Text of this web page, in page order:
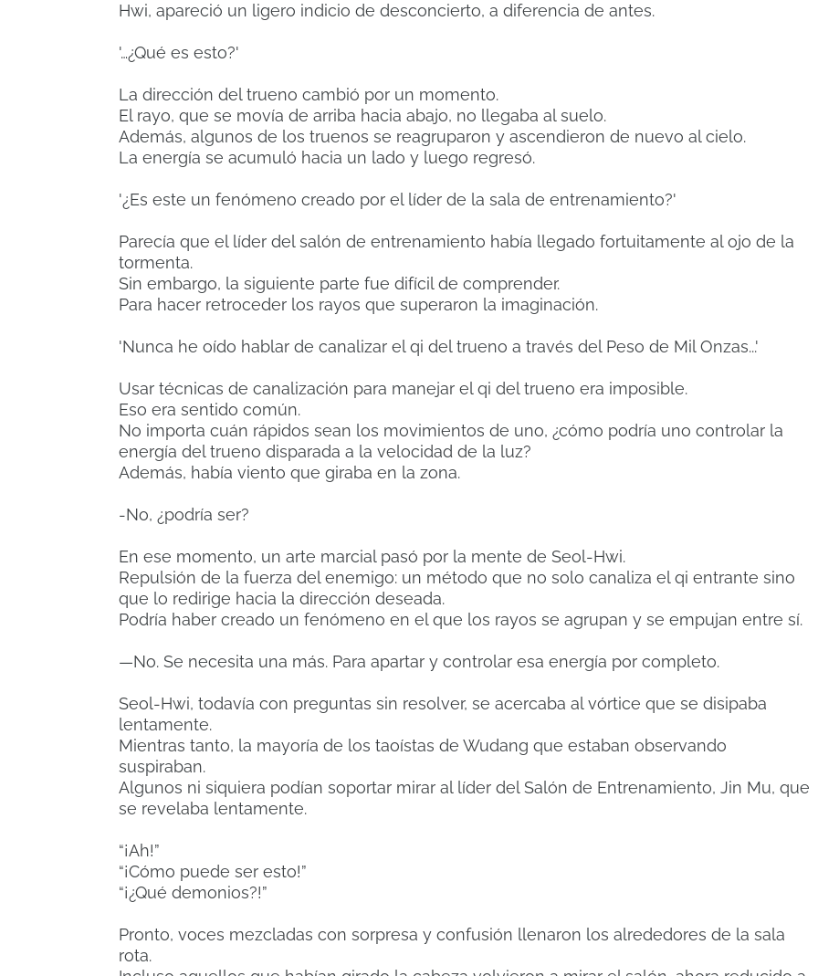
Hwi, apareció un ligero indicio de desconcierto, a diferencia de antes.
'…¿Qué es esto?'
La dirección del trueno cambió por un momento.
El rayo, que se movía de arriba hacia abajo, no llegaba al suelo.
Además, algunos de los truenos se reagruparon y ascendieron de nuevo al cielo.
La energía se acumuló hacia un lado y luego regresó.
'¿Es este un fenómeno creado por el líder de la sala de entrenamiento?'
Parecía que el líder del salón de entrenamiento había llegado fortuitamente al ojo de la
tormenta.
Sin embargo, la siguiente parte fue difícil de comprender.
Para hacer retroceder los rayos que superaron la imaginación.
'Nunca he oído hablar de canalizar el qi del trueno a través del Peso de Mil Onzas...'
Usar técnicas de canalización para manejar el qi del trueno era imposible.
Eso era sentido común.
No importa cuán rápidos sean los movimientos de uno, ¿cómo podría uno controlar la
energía del trueno disparada a la velocidad de la luz?
Además, había viento que giraba en la zona.
-No, ¿podría ser?
En ese momento, un arte marcial pasó por la mente de Seol-Hwi.
Repulsión de la fuerza del enemigo: un método que no solo canaliza el qi entrante sino
que lo redirige hacia la dirección deseada.
Podría haber creado un fenómeno en el que los rayos se agrupan y se empujan entre sí.
—No. Se necesita una más. Para apartar y controlar esa energía por completo.
Seol-Hwi, todavía con preguntas sin resolver, se acercaba al vórtice que se disipaba
lentamente.
Mientras tanto, la mayoría de los taoístas de Wudang que estaban observando
suspiraban.
Algunos ni siquiera podían soportar mirar al líder del Salón de Entrenamiento, Jin Mu, que
se revelaba lentamente.
“¡Ah!”
“¡Cómo puede ser esto!”
“¡¿Qué demonios?!”
Pronto, voces mezcladas con sorpresa y confusión llenaron los alrededores de la sala
rota.